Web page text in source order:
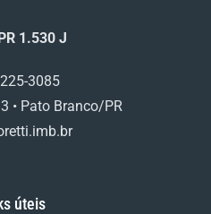
1.530 J
3085
• Pato Branco/PR
úteis